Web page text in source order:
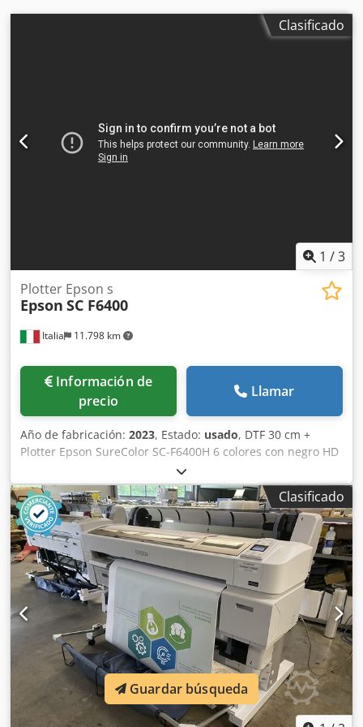
Clasificado
1 /3
Italia 11.798 km
Plotter Epson s
Epson SC F6400
Información de
precio
Llamar
Año de fabricación: 2023, Estado: usado, DTF 30 cm +
Plotter Epson SureColor SC-F6400H 6 colores con negro HD
Clasificado
Guardar búsqueda